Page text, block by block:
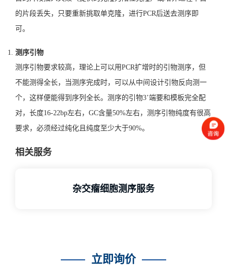
的片段丢失，只要重新挑取单克隆，进行PCR后送去测序即
可。
测序引物
测序引物要求较高，理论上可以用PCR扩增时的引物测序，但
不能测得全长，当测序完成时，可以从中间设计引物反向测一
个，这样便能得到序列全长。测序的引物3’端要和模板完全配
对，长度16-22bp左右，GC含量50%左右，测序引物纯度有很高
要求，必须经过纯化且纯度至少大于90%。
相关服务
杂交瘤细胞测序服务
立即询价